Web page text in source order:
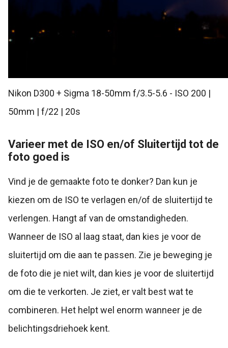
Nikon D300 + Sigma 18-50mm f/3.5-5.6 - ISO 200 |
50mm | f/22 | 20s
Varieer met de ISO en/of Sluitertijd tot de
foto goed is
Vind je de gemaakte foto te donker? Dan kun je
kiezen om de ISO te verlagen en/of de sluitertijd te
verlengen. Hangt af van de omstandigheden.
Wanneer de ISO al laag staat, dan kies je voor de
sluitertijd om die aan te passen. Zie je beweging je
de foto die je niet wilt, dan kies je voor de sluitertijd
om die te verkorten. Je ziet, er valt best wat te
combineren. Het helpt wel enorm wanneer je de
belichtingsdriehoek kent.